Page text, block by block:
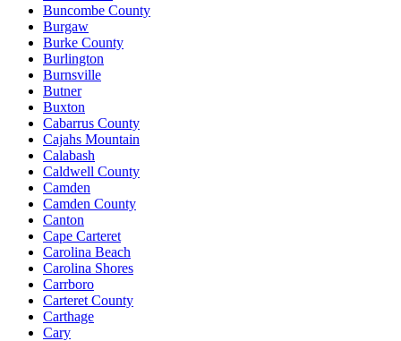
Buncombe County
Burgaw
Burke County
Burlington
Burnsville
Butner
Buxton
Cabarrus County
Cajahs Mountain
Calabash
Caldwell County
Camden
Camden County
Canton
Cape Carteret
Carolina Beach
Carolina Shores
Carrboro
Carteret County
Carthage
Cary